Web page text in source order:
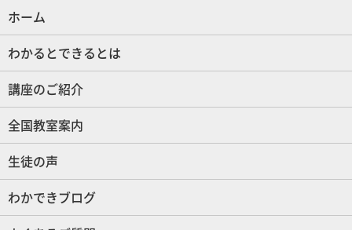
ホーム
わかるとできるとは
講座のご紹介
全国教室案内
生徒の声
わかできブログ